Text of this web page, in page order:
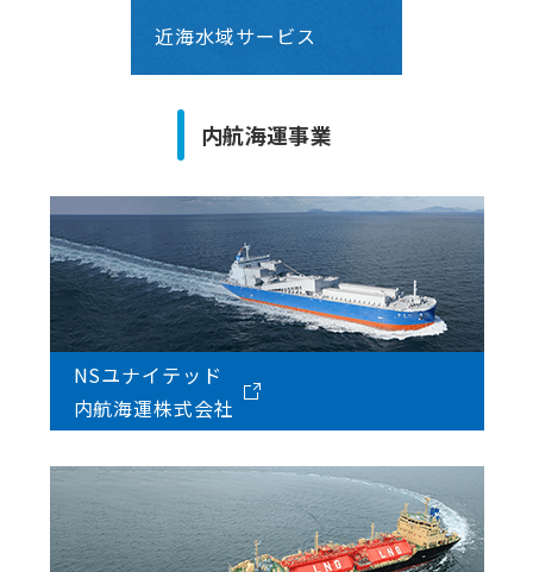
近海水域サービス
内航海運事業
NSユナイテッド
内航海運株式会社